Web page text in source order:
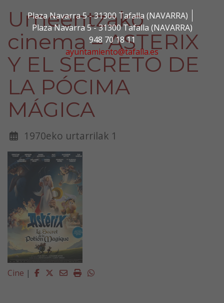
Plaza Navarra 5 - 31300 Tafalla (NAVARRA)
Plaza Navarra 5 - 31300 Tafalla (NAVARRA)
948 70 18 11
ayuntamiento@tafalla.es
Umeentzako
cinema – ASTERIX
Y EL SECRETO DE
LA PÓCIMA
MÁGICA
1970eko urtarrilak 1
Cine | Facebook
Twitter
EmailImprimirWhatsapp